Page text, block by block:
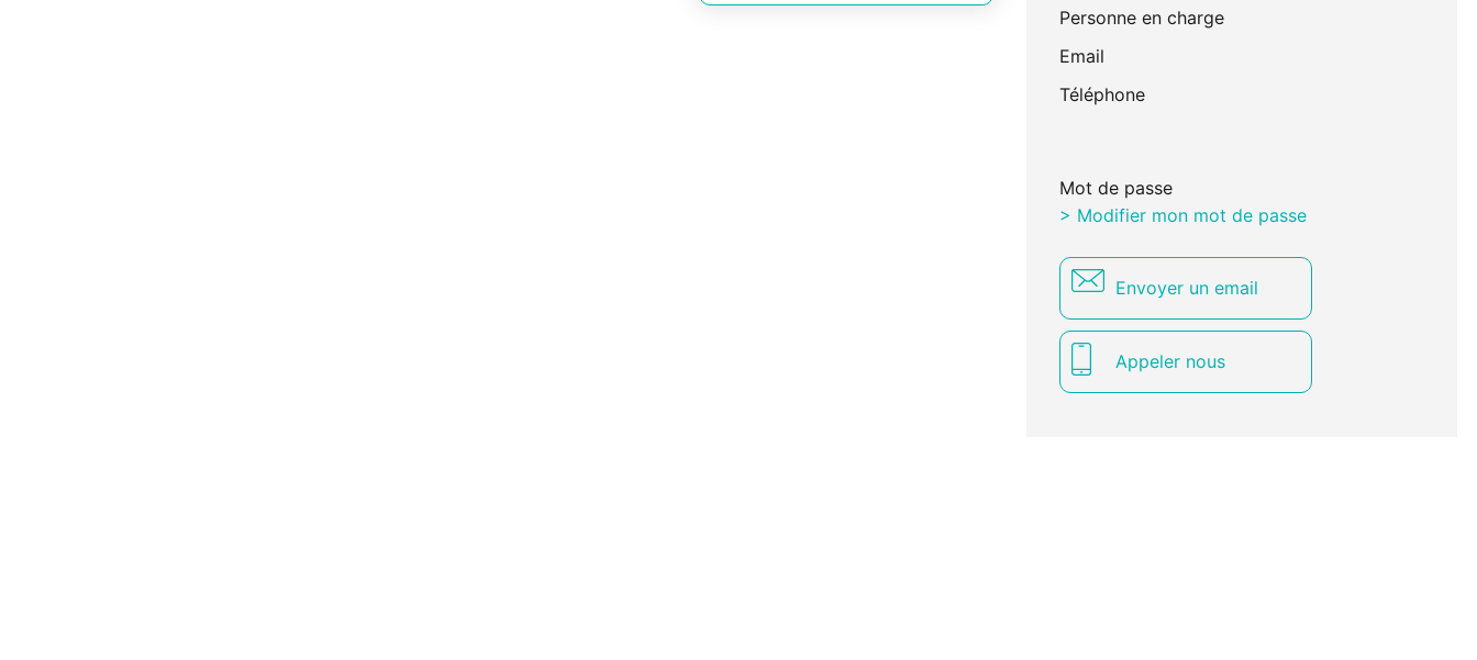
Personne en charge
Email
Téléphone
Mot de passe
> Modifier mon mot de passe
Envoyer un email
Appeler nous